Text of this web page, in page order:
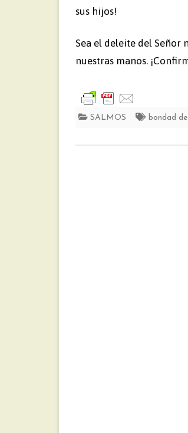
sus hijos!
Sea el deleite del Señor
nuestras manos.
SALMOS bondad